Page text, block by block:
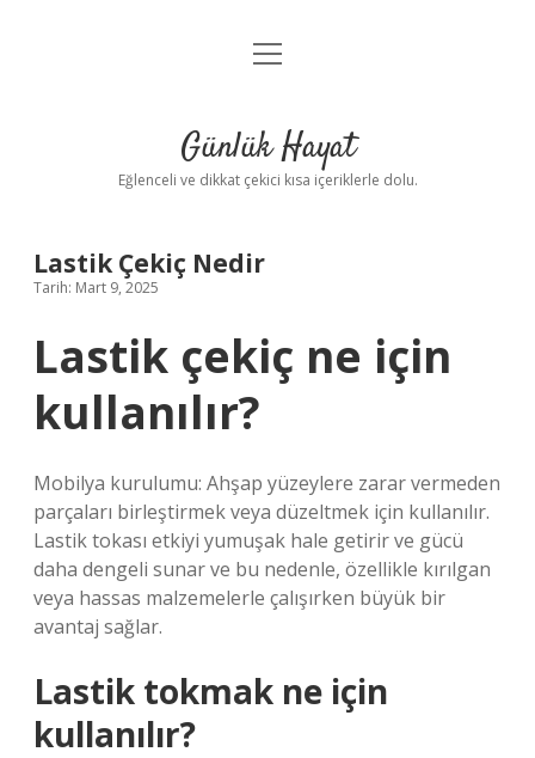
Anasayfa
Yasal Uyarı
menüyü
Günlük Hayat
Eğlenceli ve dikkat çekici kısa içeriklerle dolu.
Lastik Çekiç Nedir
Tarih: Mart 9, 2025
Lastik çekiç ne için
kullanılır?
Mobilya kurulumu: Ahşap yüzeylere zarar vermeden
parçaları birleştirmek veya düzeltmek için kullanılır.
Lastik tokası etkiyi yumuşak hale getirir ve gücü
daha dengeli sunar ve bu nedenle, özellikle kırılgan
veya hassas malzemelerle çalışırken büyük bir
avantaj sağlar.
Lastik tokmak ne için
kullanılır?